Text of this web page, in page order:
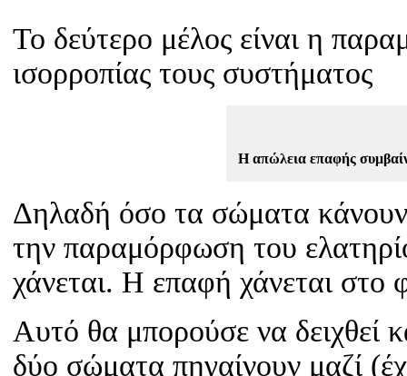
To δεύτερο μέλος είναι η
ισορροπίας τους συστήματος
Η απώλεια επαφής
Δηλαδή όσο τα σώματα
την παραμόρφωση του
χάνεται. Η επαφή χάνεται στο
Αυτό θα μπορούσε να δειχθεί
δύο σώματα πηγαίνουν μαζί